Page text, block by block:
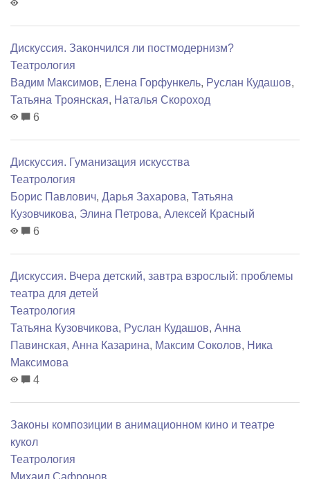
Дискуссия. Закончился ли постмодернизм?
Театрология
Вадим Максимов, Елена Горфункель, Руслан Кудашов,
Татьяна Троянская, Наталья Скороход
6
Дискуссия. Гуманизация искусства
Театрология
Борис Павлович, Дарья Захарова, Татьяна
Кузовчикова, Элина Петрова, Алексей Красный
6
Дискуссия. Вчера детский, завтра взрослый: проблемы
театра для детей
Театрология
Татьяна Кузовчикова, Руслан Кудашов, Анна
Павинская, Анна Казарина, Максим Соколов, Ника
Максимова
4
Законы композиции в анимационном кино и театре
кукол
Театрология